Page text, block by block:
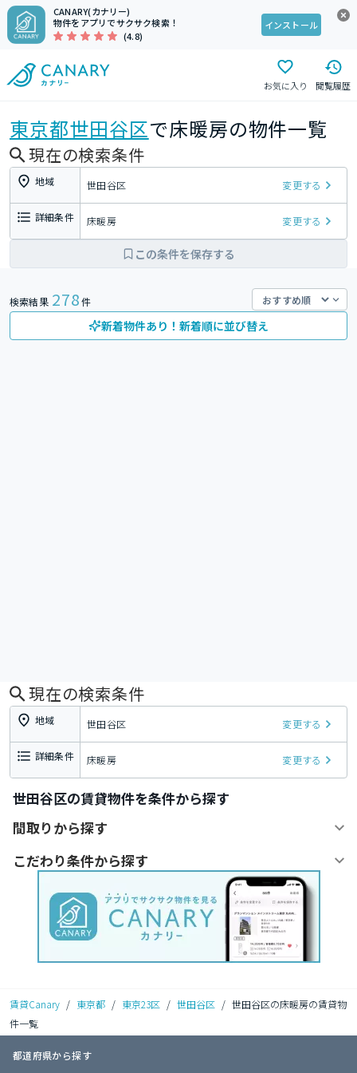
CANARY(カナリー)
物件をアプリでサクサク検索！
(4.8)
インストール
お気に入り 閲覧履歴
東京都世田谷区で床暖房の物件一覧
現在の検索条件
地域 世田谷区 変更する
詳細条件 床暖房 変更する
この条件を保存する
検索結果 278件
新着物件あり！新着順に並び替え
現在の検索条件
地域 世田谷区 変更する
詳細条件 床暖房 変更する
世田谷区の賃貸物件を条件から探す
間取りから探す
こだわり条件から探す
賃貸Canary / 東京都 / 東京23区 / 世田谷区 / 世田谷区の床暖房の賃貸物
件一覧
都道府県から探す